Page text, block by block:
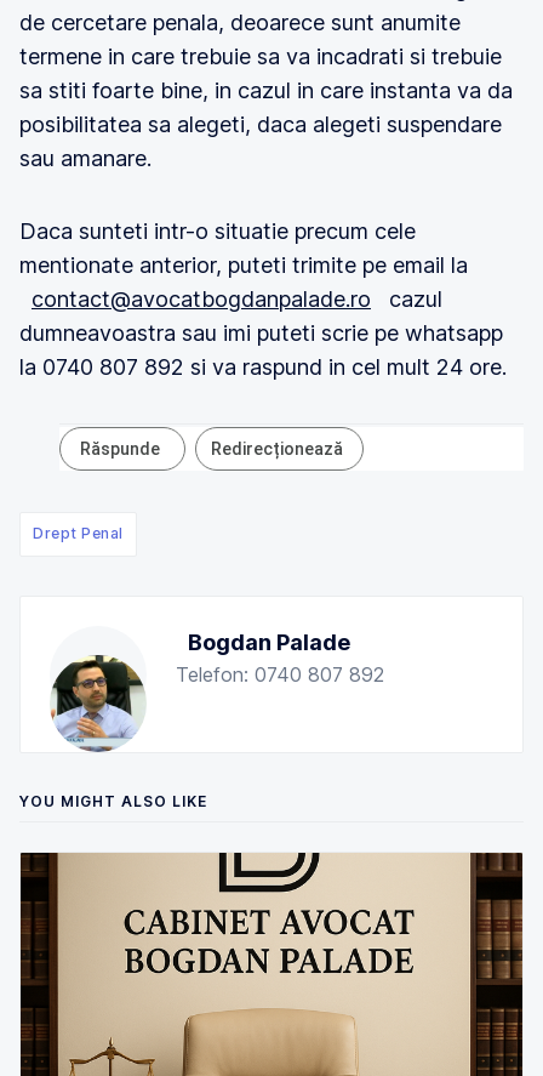
de cercetare penala, deoarece sunt anumite
termene in care trebuie sa va incadrati si trebuie
sa stiti foarte bine, in cazul in care instanta va da
posibilitatea sa alegeti, daca alegeti suspendare
sau amanare.
Daca sunteti intr-o situatie precum cele
mentionate anterior, puteti trimite pe email la
contact@avocatbogdanpalade.ro
cazul
dumneavoastra sau imi puteti scrie pe whatsapp
la 0740 807 892 si va raspund in cel mult 24 ore.
Răspunde Redirecționează
Drept Penal
Bogdan Palade
Telefon: 0740 807 892
YOU MIGHT ALSO LIKE